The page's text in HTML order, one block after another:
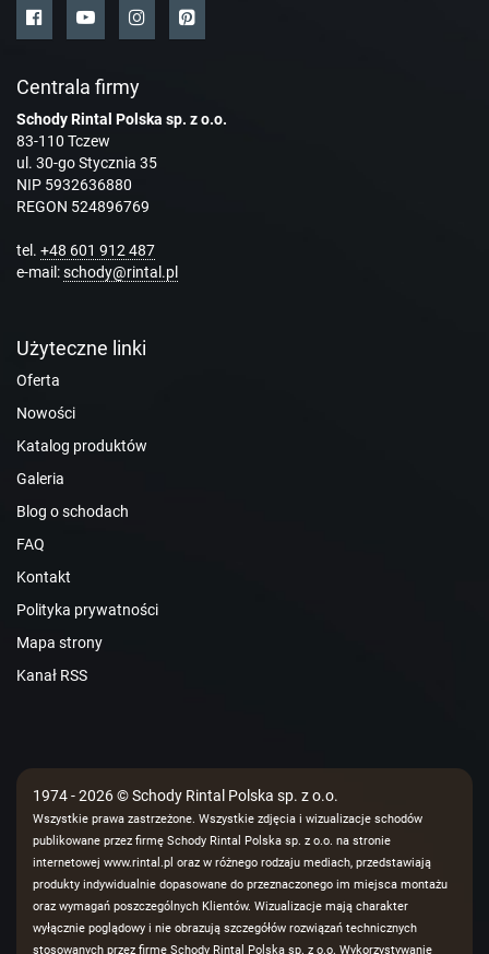
Centrala firmy
Schody Rintal Polska sp. z o.o.
83-110 Tczew
ul. 30-go Stycznia 35
NIP 5932636880
REGON 524896769
tel. +48 601 912 487
e-mail:schody@rintal.pl
Użyteczne linki
Oferta
Nowości
Katalog produktów
Galeria
Blog o schodach
FAQ
Kontakt
Polityka prywatności
Mapa strony
Kanał RSS
1974 - 2026 © Schody Rintal Polska sp. z o.o.
Wszystkie prawa zastrzeżone. Wszystkie zdjęcia i wizualizacje schodów
publikowane przez firmę Schody Rintal Polska sp. z o.o. na stronie
internetowej www.rintal.pl oraz w różnego rodzaju mediach, przedstawiają
produkty indywidualnie dopasowane do przeznaczonego im miejsca montażu
oraz wymagań poszczególnych Klientów. Wizualizacje mają charakter
wyłącznie poglądowy i nie obrazują szczegółów rozwiązań technicznych
stosowanych przez firmę Schody Rintal Polska sp. z o.o. Wykorzystywanie